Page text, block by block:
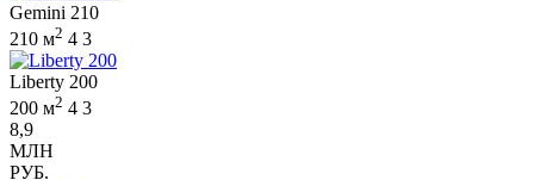
Gemini 210
210 м2 4 3
Liberty 200
200 м2 4 3
8,9
МЛН
РУБ.